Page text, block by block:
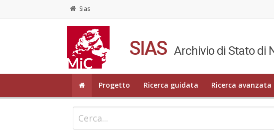
Sias
SIAS Archivio di Stato di
Progetto Ricerca guidata Ricerca avanzata